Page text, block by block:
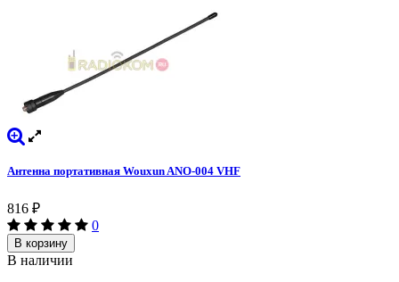
Антенна портативная Wouxun ANO-004 VHF
816 ₽
0
В корзину
В наличии